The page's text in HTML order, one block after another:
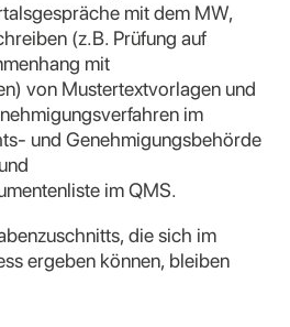
mit dem MW,
(z.B. Prüfung auf
mit
von Mustertextvorlagen und
im
und Genehmigungsbehörde
im QMS.
die sich im
ergeben können, bleiben